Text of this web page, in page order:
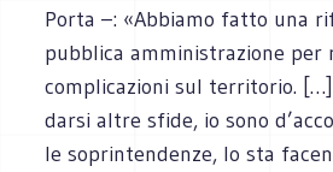
Porta –: «Abbiamo fatto una
pubblica amministrazione per
complicazioni sul territorio.
darsi altre sfide, io sono
le soprintendenze, lo sta